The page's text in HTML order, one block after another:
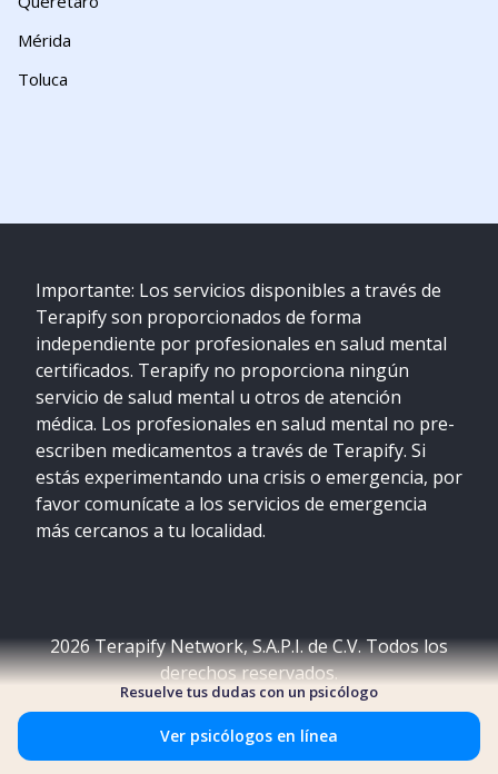
Resuelve tus dudas con un psicólogo
Ver psicólogos en línea
Mérida
Toluca
Importante: Los servicios disponibles a través de
Terapify son proporcionados de forma
independiente por profesionales en salud mental
certificados. Terapify no proporciona ningún
servicio de salud mental u otros de atención
médica. Los profesionales en salud mental no pre-
escriben medicamentos a través de Terapify. Si
estás experimentando una crisis o emergencia, por
favor comunícate a los servicios de emergencia
más cercanos a tu localidad.
2026Terapify Network, S.A.P.I. de C.V. Todos los
derechos reservados.